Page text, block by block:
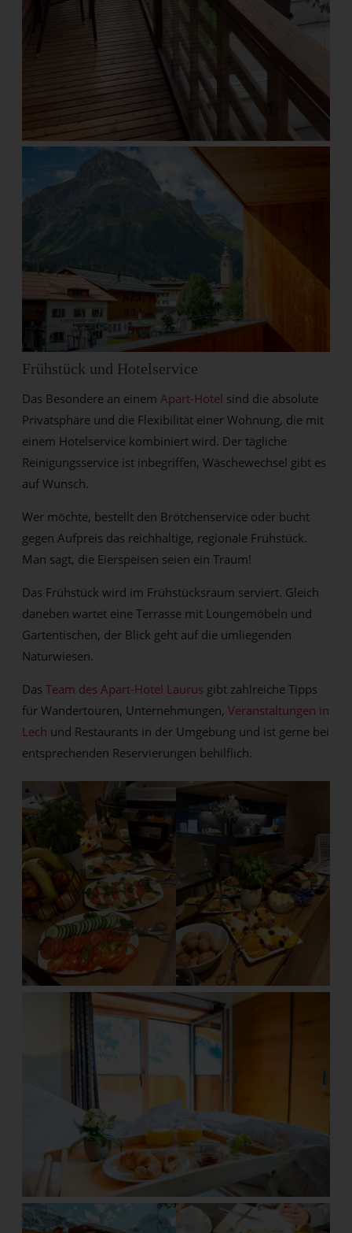
Frühstück und Hotelservice
Das Besondere an einem Apart-Hotel sind die absolute
Privatsphäre und die Flexibilität einer Wohnung, die mit
einem Hotelservice kombiniert wird. Der tägliche
Reinigungsservice ist inbegriffen, Wäschewechsel gibt es
auf Wunsch.
Wer möchte, bestellt den Brötchenservice oder bucht
gegen Aufpreis das reichhaltige, regionale Frühstück.
Man sagt, die Eierspeisen seien ein Traum!
Das Frühstück wird im Frühstücksraum serviert. Gleich
daneben wartet eine Terrasse mit Loungemöbeln und
Gartentischen, der Blick geht auf die umliegenden
Naturwiesen.
DasTeam des Apart-Hotel Laurus gibt zahlreiche Tipps
für Wandertouren, Unternehmungen,Veranstaltungen in
Lech und Restaurants in der Umgebung und ist gerne bei
entsprechenden Reservierungen behilflich.